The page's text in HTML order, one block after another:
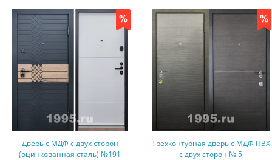
Дверь с МДФ с двух сторон
(оцинкованная сталь) №191
Трехконтурная дверь с МДФ ПВХ
с двух сторон № 5